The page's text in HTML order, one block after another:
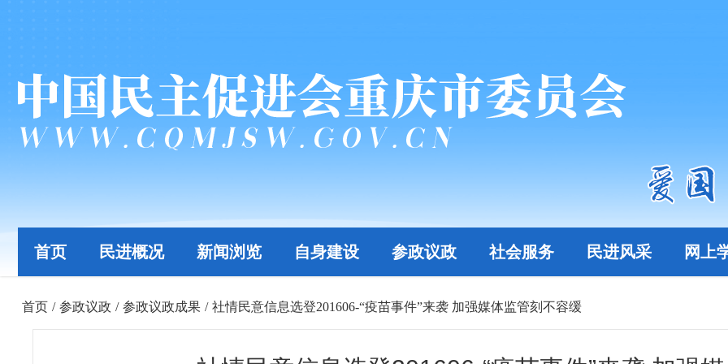
首页 民进概况 新闻浏览 自身建设 参政议政 社会服务 民进风采 网上
首页 / 参政议政 / 参政议政成果 / 社情民意信息选登201606-“疫苗事件”来袭 加强媒体监管刻不容缓